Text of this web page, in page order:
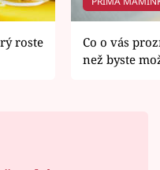
roste
Co o vás
než byste